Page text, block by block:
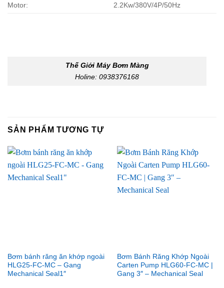
Motor: 2.2Kw/380V/4P/50Hz
Thế Giới Máy Bơm Màng
Holine: 0938376168
SẢN PHẨM TƯƠNG TỰ
Bơm bánh răng ăn khớp ngoài
HLG25-FC-MC – Gang
Mechanical Seal1″
Bơm Bánh Răng Khớp Ngoài
Carten Pump HLG60-FC-MC |
Gang 3″ – Mechanical Seal